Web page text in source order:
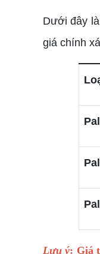
Dưới đây
giá chính
Lưu ý: Giá